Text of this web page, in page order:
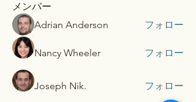
メンバー
Adrian Anderson
フォロー
Nancy Wheeler フォロー
Joseph Nik. フォロー